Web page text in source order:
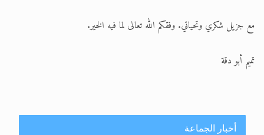
مع جزيل شكري وتحياتي. وفقكم الله تعالى لما فيه الخير.
تميم أبو دقة
أخبار الجماعة